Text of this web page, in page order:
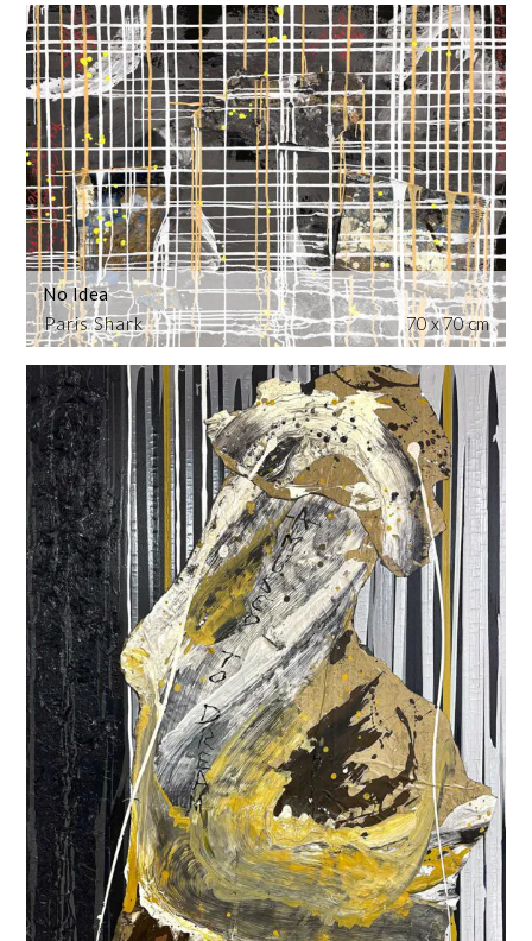
Paris Shark
No Idea
70 x 70 cm